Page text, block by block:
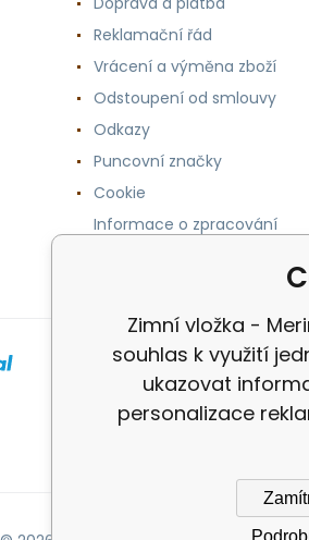
Reklamační řád
Vrácení a výměna zboží
Odstoupení od smlouvy
Odkazy
Puncovní značky
Cookie
Informace o zpracování
Zimní vložka -
souhlas k využití
ukazovat
personalizace